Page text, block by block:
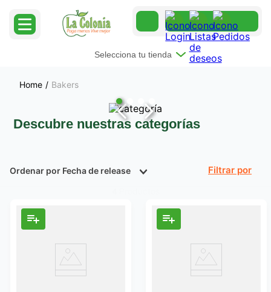
Selecciona tu tienda
Bakers
Descubre nuestras categorías
Ordenar por Fecha de release